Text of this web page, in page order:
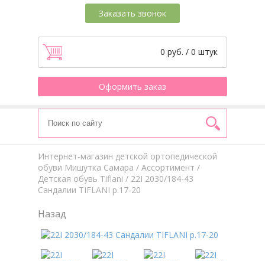
Заказать звонок
0 руб. / 0 штук
Оформить заказ
Интернет-магазин детской ортопедической
обуви Мишутка Самара / Aссортимент /
Детская обувь Tiflani / 22I 2030/184-43
Сандалии TIFLANI р.17-20
Назад